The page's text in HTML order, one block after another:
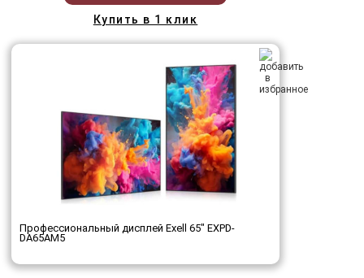
Купить в 1 клик
Профессиональный дисплей Exell 65" EXPD-
DA65AM5